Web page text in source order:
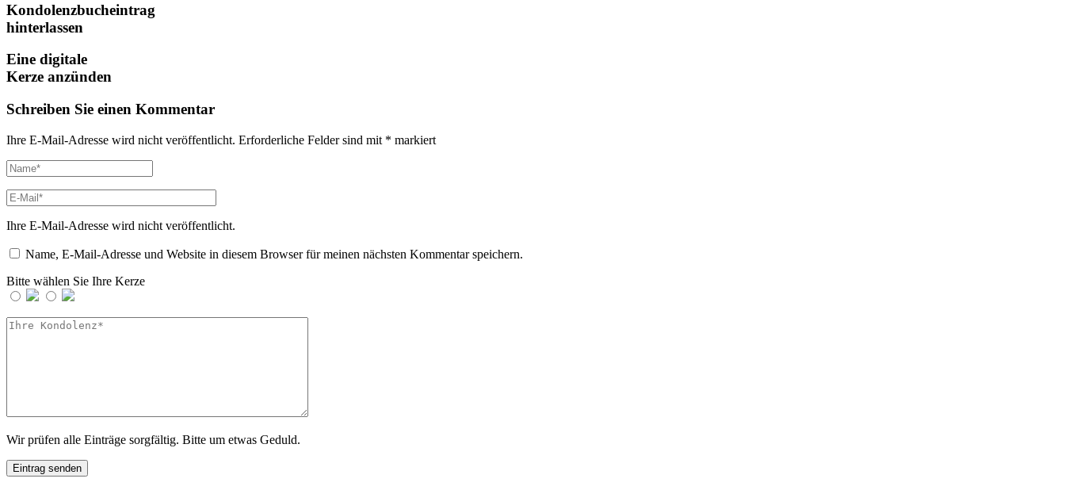
Kondolenzbucheintrag
hinterlassen
Eine digitale
Kerze anzünden
Schreiben Sie einen Kommentar
Ihre E-Mail-Adresse wird nicht veröffentlicht. Erforderliche Felder sind mit * markiert
Ihre E-Mail-Adresse wird nicht veröffentlicht.
Name, E-Mail-Adresse und Website in diesem Browser für meinen nächsten Kommentar speichern.
Bitte wählen Sie Ihre Kerze
Wir prüfen alle Einträge sorgfältig. Bitte um etwas Geduld.